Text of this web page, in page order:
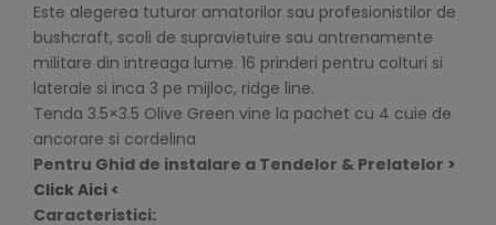
Este alegerea tuturor amatorilor sau profesionistilor de
bushcraft, scoli de supravietuire sau antrenamente
militare din intreaga lume. 16 prinderi pentru colturi si
laterale si inca 3 pe mijloc, ridge line.
Tenda 3.5×3.5 Olive Green vine la pachet cu 4 cuie de
ancorare si cordelina
Pentru Ghid de instalare a Tendelor & Prelatelor >
Click Aici <
Caracteristici: